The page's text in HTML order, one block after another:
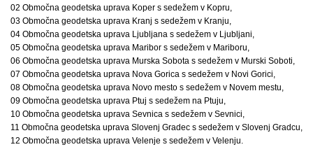
02 Območna geodetska uprava Koper s sedežem v Kopru,
03 Območna geodetska uprava Kranj s sedežem v Kranju,
04 Območna geodetska uprava Ljubljana s sedežem v Ljubljani,
05 Območna geodetska uprava Maribor s sedežem v Mariboru,
06 Območna geodetska uprava Murska Sobota s sedežem v Murski Soboti,
07 Območna geodetska uprava Nova Gorica s sedežem v Novi Gorici,
08 Območna geodetska uprava Novo mesto s sedežem v Novem mestu,
09 Območna geodetska uprava Ptuj s sedežem na Ptuju,
10 Območna geodetska uprava Sevnica s sedežem v Sevnici,
11 Območna geodetska uprava Slovenj Gradec s sedežem v Slovenj Gradcu,
12 Območna geodetska uprava Velenje s sedežem v Velenju.